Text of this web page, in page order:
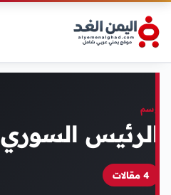
وسم
الرئيس السوري
4 مقالات